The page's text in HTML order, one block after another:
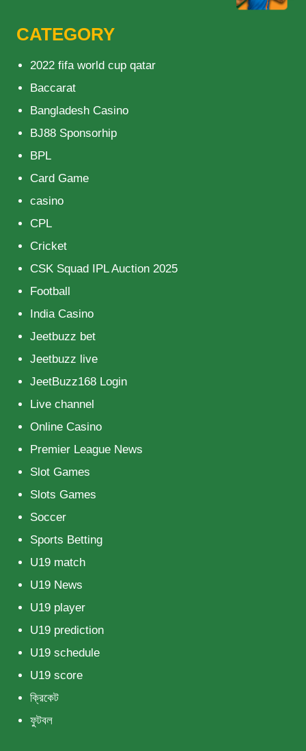
CATEGORY
2022 fifa world cup qatar
Baccarat
Bangladesh Casino
BJ88 Sponsorhip
BPL
Card Game
casino
CPL
Cricket
CSK Squad IPL Auction 2025
Football
India Casino
Jeetbuzz bet
Jeetbuzz live
JeetBuzz168 Login
Live channel
Online Casino
Premier League News
Slot Games
Slots Games
Soccer
Sports Betting
U19 match
U19 News
U19 player
U19 prediction
U19 schedule
U19 score
ক্রিকেট
ফুটবল